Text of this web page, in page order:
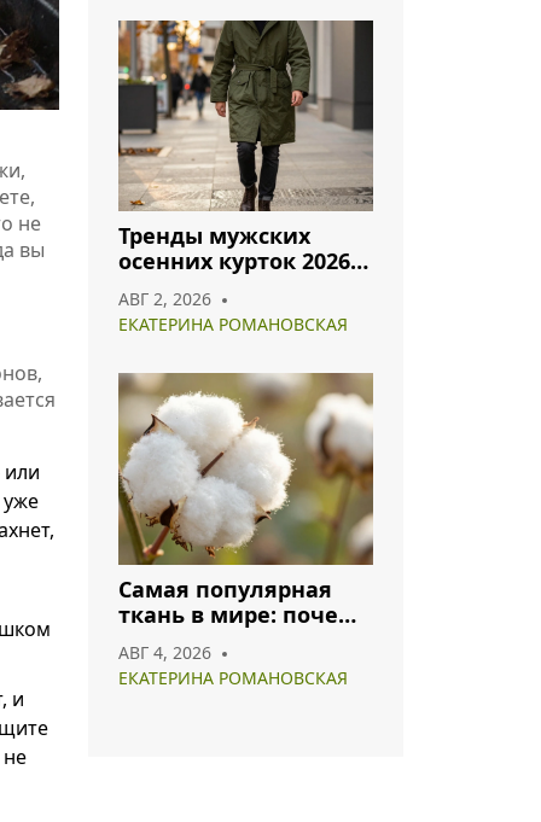
не
вы
уже
и
Тренды мужских
осенних курток 2026:
что носить и как
сочетать
АВГ 2, 2026
ЕКАТЕРИНА РОМАНОВСКАЯ
Самая популярная
ткань в мире: почему
лидируют в 2026 году
АВГ 4, 2026
ЕКАТЕРИНА РОМАНОВСКАЯ